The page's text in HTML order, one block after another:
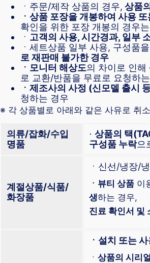
ㆍ주문/제작 상품의 경우, 상품
ㆍ상품 포장을 개봉하여 사용
확인을 위한 포장 개봉의 경우
ㆍ 고객의 사용, 시간경과, 일부
ㆍ세트상품 일부 사용, 구성품
로 재판매 불가한 경우
ㆍ모니터 해상도의 차이로 인해
로 교환/반품을 무료로 요청하
ㆍ제조사의 사정 (신모델 출시
청하는 경우
※ 각 상품별로 아래와 같은 사유로 취
의류/잡화/수입
명품
⋅ 상품의 택
구성품 누락으
계절상품/식품/
화장품
ㆍ신선/냉장/
ㆍ뷰티 상품 이
생하는 경우,
진료 확인서 및
ㆍ설치 또는
ㆍ 상품의 시리